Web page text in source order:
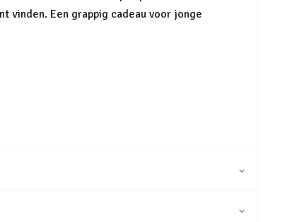
vinden. Een grappig cadeau voor jonge
⌄
⌄